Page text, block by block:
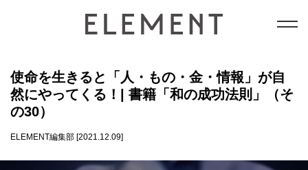
テクノロジー
能力開発
和の成功法則
使命を生きると「人・もの・金・情報」が自
然にやってくる！| 書籍「和の成功法則」（そ
の30）
ELEMENT編集部 [2021.12.09]